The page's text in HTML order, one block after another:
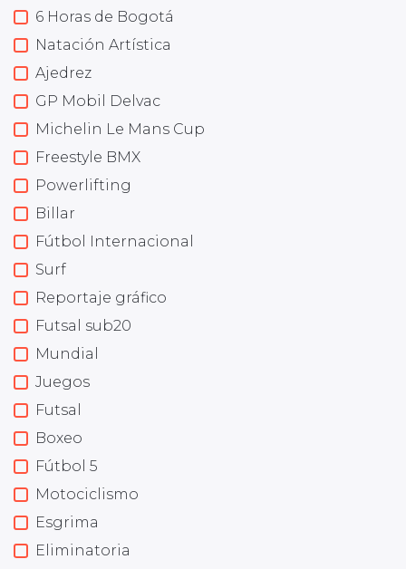
6 Horas de Bogotá
Natación Artística
Ajedrez
GP Mobil Delvac
Michelin Le Mans Cup
Freestyle BMX
Powerlifting
Billar
Fútbol Internacional
Surf
Reportaje gráfico
Futsal sub20
Mundial
Juegos
Futsal
Boxeo
Fútbol 5
Motociclismo
Esgrima
Eliminatoria